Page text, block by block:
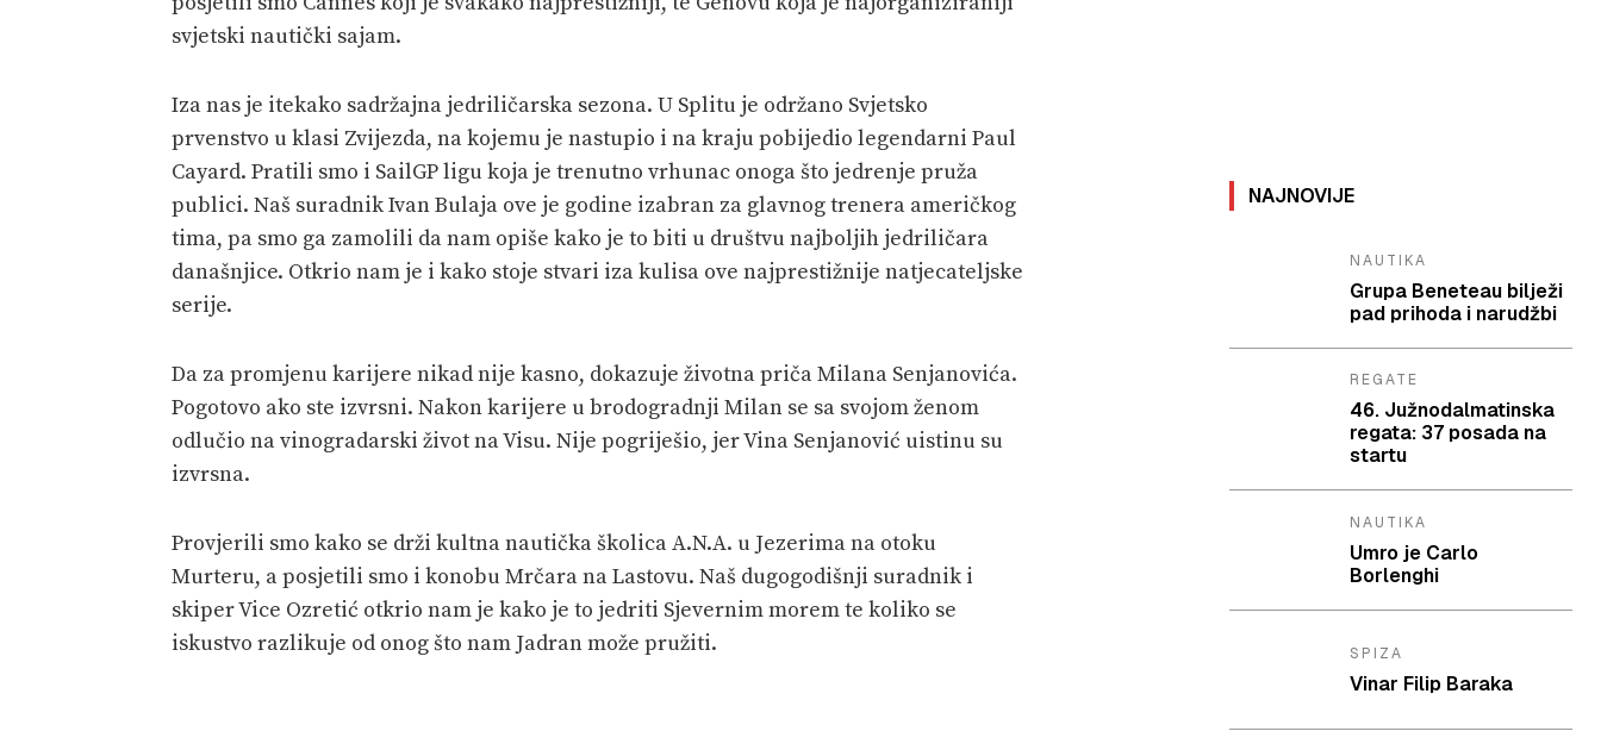
svjetski nautički sajam.
Iza nas je itekako sadržajna jedriličarska sezona. U Splitu je održano Svjetsko
prvenstvo u klasi Zvijezda, na kojemu je nastupio i na kraju pobijedio legendarni Paul
Cayard. Pratili smo i SailGP ligu koja je trenutno vrhunac onoga što jedrenje pruža
publici. Naš suradnik Ivan Bulaja ove je godine izabran za glavnog trenera američkog
tima, pa smo ga zamolili da nam opiše kako je to biti u društvu najboljih jedriličara
današnjice. Otkrio nam je i kako stoje stvari iza kulisa ove najprestižnije natjecateljske
serije.
Da za promjenu karijere nikad nije kasno, dokazuje životna priča Milana Senjanovića.
Pogotovo ako ste izvrsni. Nakon karijere u brodogradnji Milan se sa svojom ženom
odlučio na vinogradarski život na Visu. Nije pogriješio, jer Vina Senjanović uistinu su
izvrsna.
Provjerili smo kako se drži kultna nautička školica A.N.A. u Jezerima na otoku
Murteru, a posjetili smo i konobu Mrčara na Lastovu. Naš dugogodišnji suradnik i
skiper Vice Ozretić otkrio nam je kako je to jedriti Sjevernim morem te koliko se
iskustvo razlikuje od onog što nam Jadran može pružiti.
NAJNOVIJE
NAUTIKA
Grupa Beneteau bilježi
pad prihoda i narudžbi
REGATE
46. Južnodalmatinska
regata: 37 posada na
startu
NAUTIKA
Umro je Carlo
Borlenghi
SPIZA
Vinar Filip Baraka